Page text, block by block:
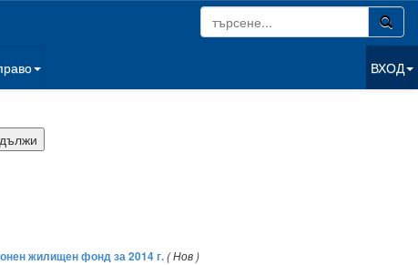
ВХОД
жилищен фонд за 2014 г.( Нов )